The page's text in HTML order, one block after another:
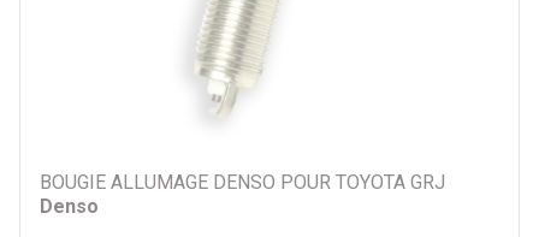
BOUGIE ALLUMAGE DENSO POUR TOYOTA GRJ
Denso